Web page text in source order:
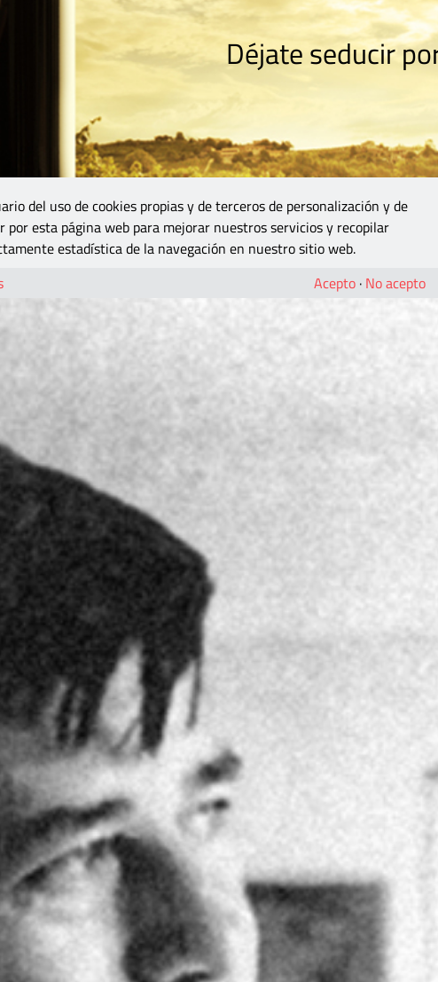
Déjate seducir
del uso de cookies propias y de terceros de personalización y de
por esta página web para mejorar nuestros servicios y recopilar
estadística de la navegación en nuestro sitio web.
Acepto · No acepto